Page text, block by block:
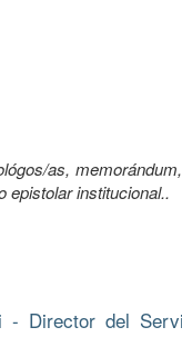
as,
epistolar institucional..
- Director del